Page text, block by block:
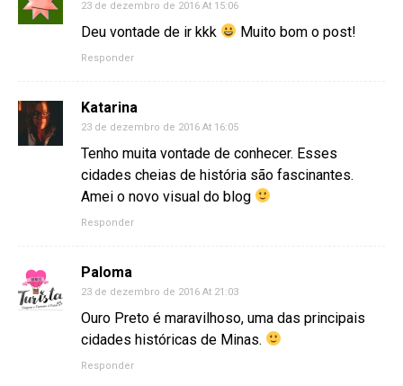
23 de dezembro de 2016 At 15:06
Deu vontade de ir kkk Muito bom o post!
Responder
Katarina
23 de dezembro de 2016 At 16:05
Tenho muita vontade de conhecer. Esses
cidades cheias de história são fascinantes.
Amei o novo visual do blog
Responder
Paloma
23 de dezembro de 2016 At 21:03
Ouro Preto é maravilhoso, uma das principais
cidades históricas de Minas.
Responder